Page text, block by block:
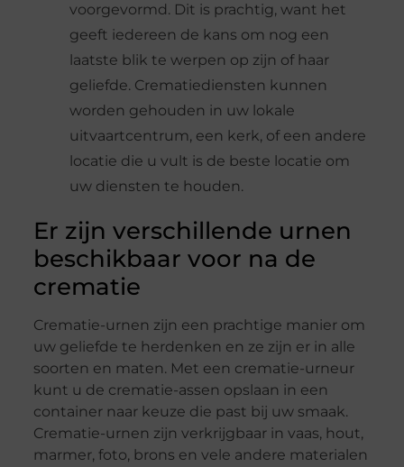
voorgevormd. Dit is prachtig, want het
geeft iedereen de kans om nog een
laatste blik te werpen op zijn of haar
geliefde. Crematiediensten kunnen
worden gehouden in uw lokale
uitvaartcentrum, een kerk, of een andere
locatie die u vult is de beste locatie om
uw diensten te houden.
Er zijn verschillende urnen
beschikbaar voor na de
crematie
Crematie-urnen zijn een prachtige manier om
uw geliefde te herdenken en ze zijn er in alle
soorten en maten. Met een crematie-urneur
kunt u de crematie-assen opslaan in een
container naar keuze die past bij uw smaak.
Crematie-urnen zijn verkrijgbaar in vaas, hout,
marmer, foto, brons en vele andere materialen